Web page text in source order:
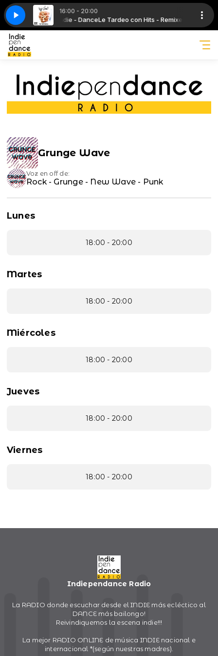
16:00 - 20:00
Hits - Remixes - Indie - DanceLe Tardeo con Hits - Remixes - Indie -
(DJ Disciple Feel Real Remix )DJ Ruff, MC Doubl3Gg -
Grunge Wave
Voz en off de:
Rock - Grunge - New Wave - Punk
Lunes
18:00 - 20:00
Martes
18:00 - 20:00
Miércoles
18:00 - 20:00
Jueves
18:00 - 20:00
Viernes
18:00 - 20:00
Indiependance Radio
La RADIO donde escuchar desde el INDIE más ecléctico al
DANCE más bailongo!
Reivindiquemos la escena indie!!!
La mejor RADIO ONLINE de música INDIE nacional e
internacional *(según nuestras madres).